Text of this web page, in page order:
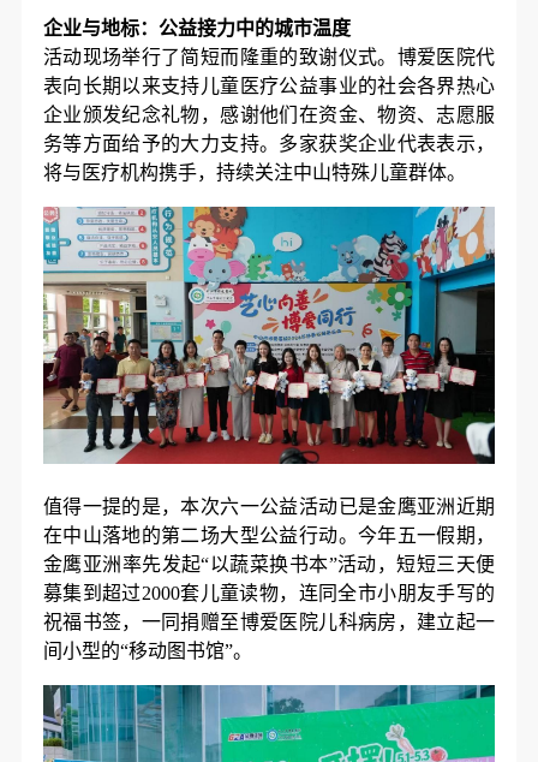
企业与地标：公益接力中的城市温度
活动现场举行了简短而隆重的致谢仪式。博爱医院代
表向长期以来支持儿童医疗公益事业的社会各界热心
企业颁发纪念礼物，感谢他们在资金、物资、志愿服
务等方面给予的大力支持。多家获奖企业代表表示，
将与医疗机构携手，持续关注中山特殊儿童群体。
值得一提的是，本次六一公益活动已是金鹰亚洲近期
在中山落地的第二场大型公益行动。今年五一假期，
金鹰亚洲率先发起“以蔬菜换书本”活动，短短三天便
募集到超过2000套儿童读物，连同全市小朋友手写的
祝福书签，一同捐赠至博爱医院儿科病房，建立起一
间小型的“移动图书馆”。